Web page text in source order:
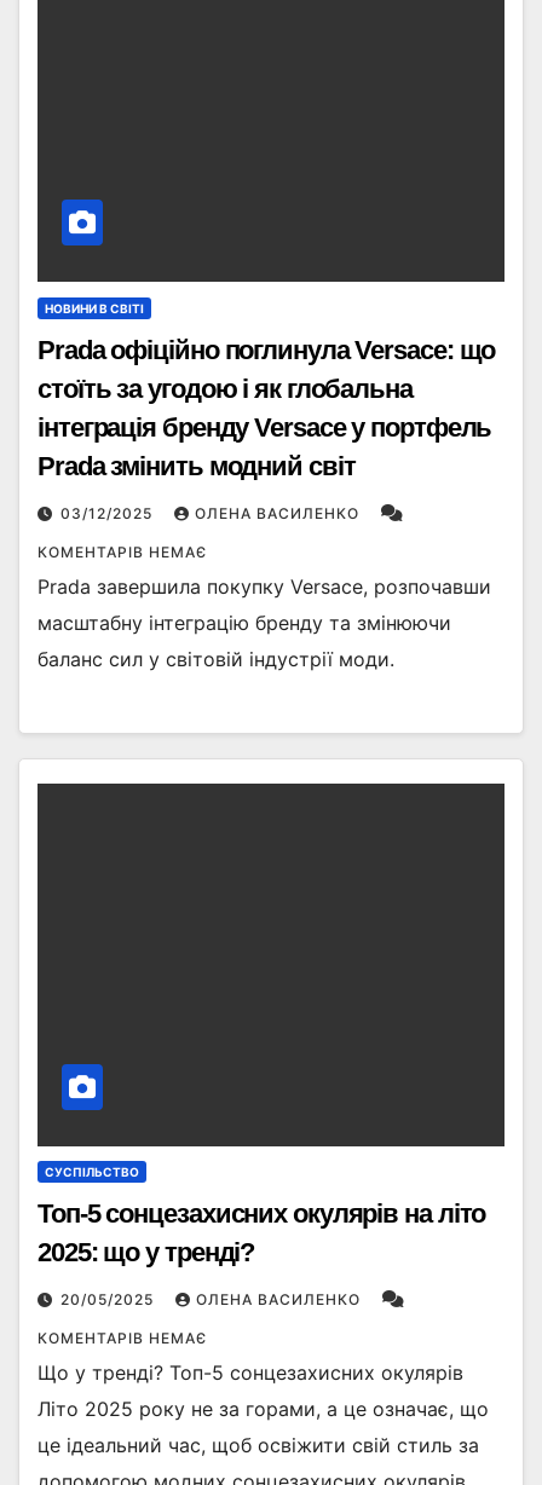
НОВИНИ В СВІТІ
Prada офіційно поглинула Versace: що
стоїть за угодою і як глобальна
інтеграція бренду Versace у портфель
Prada змінить модний світ
03/12/2025 ОЛЕНА ВАСИЛЕНКО
КОМЕНТАРІВ НЕМАЄ
Prada завершила покупку Versace, розпочавши
масштабну інтеграцію бренду та змінюючи
баланс сил у світовій індустрії моди.
СУСПІЛЬСТВО
Топ-5 сонцезахисних окулярів на літо
2025: що у тренді?
20/05/2025 ОЛЕНА ВАСИЛЕНКО
КОМЕНТАРІВ НЕМАЄ
Що у тренді? Топ-5 сонцезахисних окулярів
Літо 2025 року не за горами, а це означає, що
це ідеальний час, щоб освіжити свій стиль за